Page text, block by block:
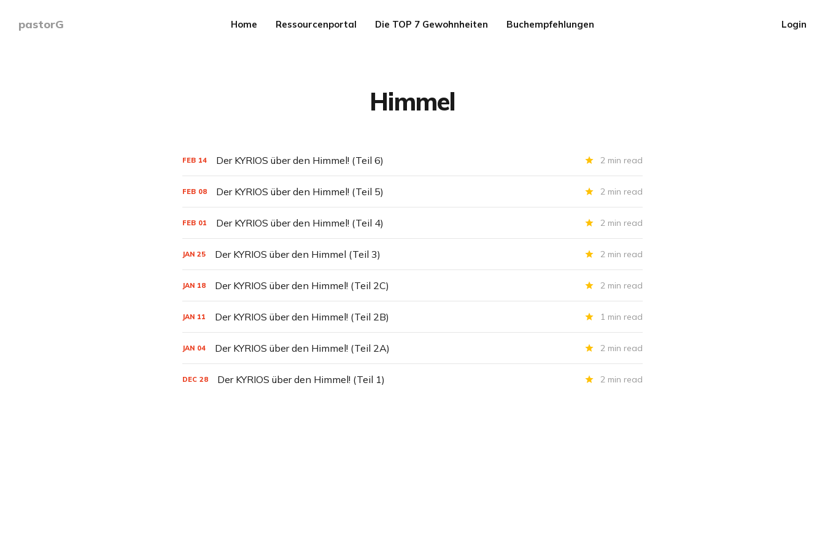
pastorG Home Ressourcenportal Die TOP 7 Gewohnheiten Buchempfehlungen Login
Himmel
FEB 14 Der KYRIOS über den Himmel! (Teil 6) 2 min read
FEB 08 Der KYRIOS über den Himmel! (Teil 5) 2 min read
FEB 01 Der KYRIOS über den Himmel! (Teil 4) 2 min read
JAN 25 Der KYRIOS über den Himmel (Teil 3) 2 min read
JAN 18 Der KYRIOS über den Himmel! (Teil 2C) 2 min read
JAN 11 Der KYRIOS über den Himmel! (Teil 2B) 1 min read
JAN 04 Der KYRIOS über den Himmel! (Teil 2A) 2 min read
DEC 28 Der KYRIOS über den Himmel! (Teil 1) 2 min read